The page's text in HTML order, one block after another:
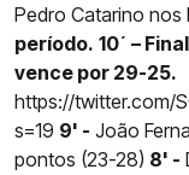
Pedro Catarino nos
período. 10´ –
vence por 29-25.
https://twitter.com/
s=19 9' - João
pontos (23-28) 8' -